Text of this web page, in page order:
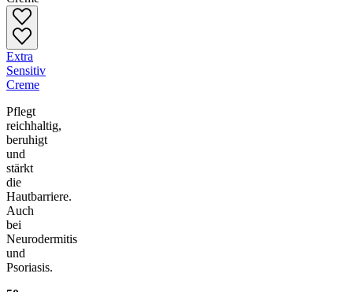
Extra
Sensitiv
Creme
Pflegt
reichhaltig,
beruhigt
und
stärkt
die
Hautbarriere.
Auch
bei
Neurodermitis
und
Psoriasis.